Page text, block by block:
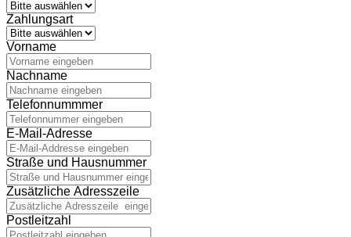
Zahlungsart
Vorname
Nachname
Telefonnummmer
E-Mail-Adresse
Straße und Hausnummer
Zusätzliche Adresszeile
Postleitzahl